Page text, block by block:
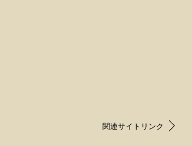
関連サイトリンク